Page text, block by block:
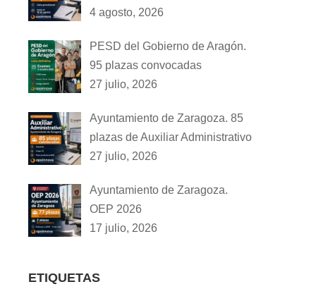
4 agosto, 2026
PESD del Gobierno de Aragón.
95 plazas convocadas
27 julio, 2026
Ayuntamiento de Zaragoza. 85
plazas de Auxiliar Administrativo
27 julio, 2026
Ayuntamiento de Zaragoza.
OEP 2026
17 julio, 2026
ETIQUETAS